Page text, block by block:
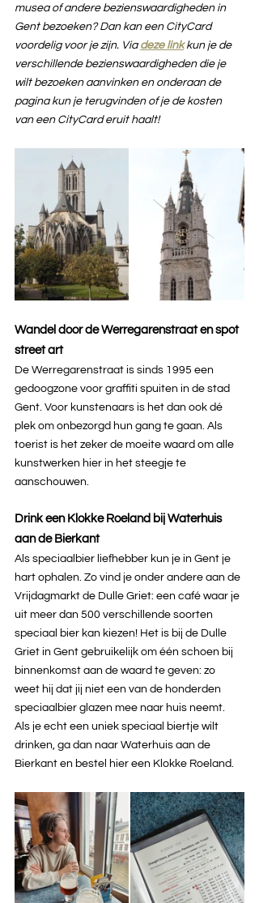
musea of andere bezienswaardigheden in
Gent bezoeken? Dan kan een CityCard
voordelig voor je zijn. Via deze link kun je de
verschillende bezienswaardigheden die je
wilt bezoeken aanvinken en onderaan de
pagina kun je terugvinden of je de kosten
van een CityCard eruit haalt!
Wandel door de Werregarenstraat en spot
street art
De Werregarenstraat is sinds 1995 een
gedoogzone voor graffiti spuiten in de stad
Gent. Voor kunstenaars is het dan ook dé
plek om onbezorgd hun gang te gaan. Als
toerist is het zeker de moeite waard om alle
kunstwerken hier in het steegje te
aanschouwen.
Drink een Klokke Roeland bij Waterhuis
aan de Bierkant
Als speciaalbier liefhebber kun je in Gent je
hart ophalen. Zo vind je onder andere aan de
Vrijdagmarkt de Dulle Griet: een café waar je
uit meer dan 500 verschillende soorten
speciaal bier kan kiezen! Het is bij de Dulle
Griet in Gent gebruikelijk om één schoen bij
binnenkomst aan de waard te geven: zo
weet hij dat jij niet een van de honderden
speciaalbier glazen mee naar huis neemt.
Als je echt een uniek speciaal biertje wilt
drinken, ga dan naar Waterhuis aan de
Bierkant en bestel hier een Klokke Roeland.